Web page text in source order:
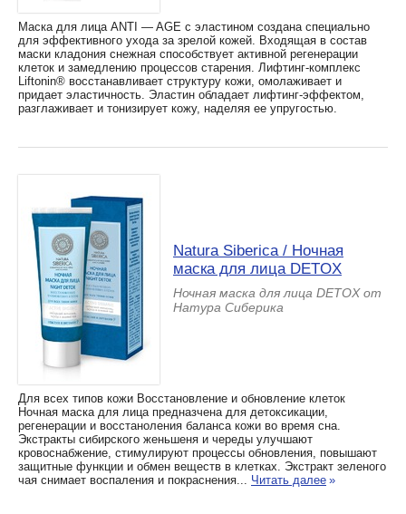
Маска для лица ANTI — AGE с эластином создана специально
для эффективного ухода за зрелой кожей. Входящая в состав
маски кладония снежная способствует активной регенерации
клеток и замедлению процессов старения. Лифтинг-комплекс
Liftonin® восстанавливает структуру кожи, омолаживает и
придает эластичность. Эластин обладает лифтинг-эффектом,
разглаживает и тонизирует кожу, наделяя ее упругостью.
Natura Siberica / Ночная
маска для лица DETOX
Ночная маска для лица DETOX от
Натура Сиберика
Для всех типов кожи Восстановление и обновление клеток
Ночная маска для лица предназчена для детокcикации,
регенерации и восстаноления баланса кожи во время сна.
Экстракты сибирского женьшеня и череды улучшают
кровоснабжение, стимулируют процессы обновления, повышают
защитные функции и обмен веществ в клетках. Экстракт зеленого
чая снимает воспаления и покраснения... Читать далее »